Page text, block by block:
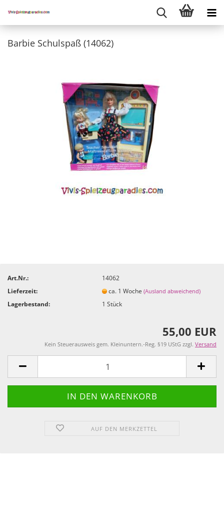
Barbie Schulspaß (14062)
Art.Nr.:
14062
Lieferzeit:
ca. 1 Woche(Ausland abweichend)
Lagerbestand: 1Stück
55,00 EUR
Kein Steuerausweis gem. Kleinuntern.-Reg. §19 UStG zzgl. Versand
AUF DEN MERKZETTEL